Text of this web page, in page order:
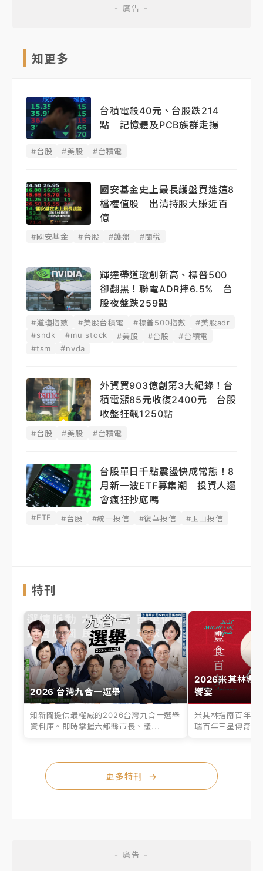
知更多
台積電殺40元、台股跌214
點 記憶體及PCB族群走揚
#台股 #美股 #台積電
國安基金史上最長護盤買進這8
檔權值股 出清持股大賺近百
億
#國安基金 #台股 #護盤 #關稅
輝達帶道瓊創新高、標普500
卻翻黑！聯電ADR摔6.5% 台
股夜盤跌259點
#道瓊指數 #美股台積電 #標普500指數
#美股adr
#sndk
#mu stock #美股 #台股
#台積電
#tsm
#nvda
外資買903億創第3大紀錄！台
積電漲85元收復2400元 台股
收盤狂飆1250點
#台股 #美股 #台積電
台股單日千點震盪快成常態！8
月新一波ETF募集潮 投資人還
會瘋狂抄底嗎
#ETF #台股 #統一投信 #復華投信 #玉山投信
特刊
2026 台灣九合一選舉
知新聞提供最權威的2026台灣九合一選舉
資料庫。即時掌握六都縣市長、議...
2026米其林專
饗宴
米其林指南百年之
瑞百年三星傳奇、
更多特刊 →